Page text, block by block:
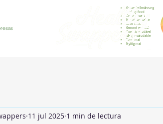
Gesunde Ernährung
Healthy food
Comida sana
Nourriture saine
Cibo sano
Gezond voedsel
Comida saudável
Menjar saludable
Sunn mat
Nyttig mat
11 jul 2025 1 min de lectura